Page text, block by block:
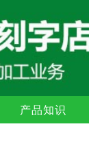
产品知识